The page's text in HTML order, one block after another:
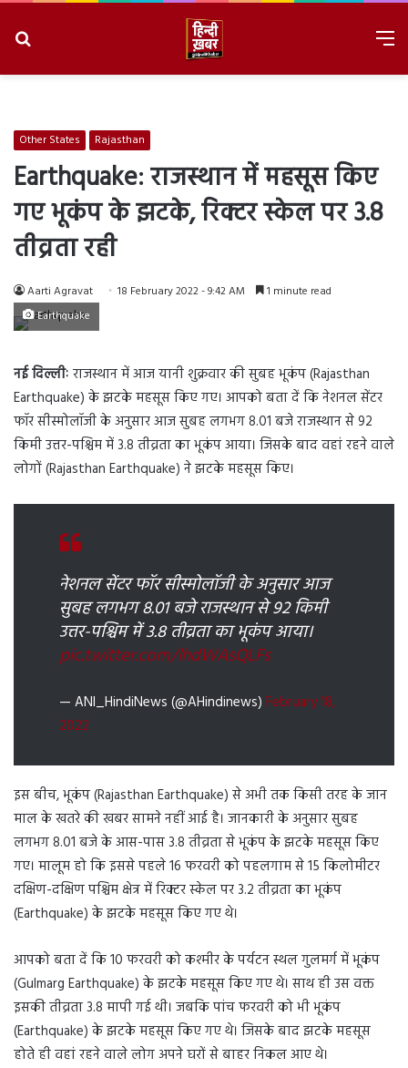
Other States Rajasthan
Earthquake: राजस्थान में महसूस किए
गए भूकंप के झटके, रिक्टर स्केल पर 3.8
तीव्रता रही
Aarti Agravat 18 February 2022 - 9:42 AM 1 minute read
Earthquake
नई दिल्लीः राजस्थान में आज यानी शुक्रवार की सुबह भूकंप (Rajasthan
Earthquake) के झटके महसूस किए गए। आपको बता दें कि नेशनल सेंटर
फॉर सीस्मोलॉजी के अनुसार आज सुबह लगभग 8.01 बजे राजस्थान से 92
किमी उत्तर-पश्चिम में 3.8 तीव्रता का भूकंप आया। जिसके बाद वहां रहने वाले
लोगों (Rajasthan Earthquake) ने झटके महसूस किए।
नेशनल सेंटर फॉर सीस्मोलॉजी के अनुसार आज
सुबह लगभग 8.01 बजे राजस्थान से 92 किमी
उत्तर-पश्चिम में 3.8 तीव्रता का भूकंप आया।
pic.twitter.com/lhdWAsQLFs
— ANI_HindiNews (@AHindinews) February 18,
2022
इस बीच, भूकंप (Rajasthan Earthquake) से अभी तक किसी तरह के जान
माल के खतरे की खबर सामने नहीं आई है। जानकारी के अनुसार सुबह
लगभग 8.01 बजे के आस-पास 3.8 तीव्रता से भूकंप के झटके महसूस किए
गए। मालूम हो कि इससे पहले 16 फरवरी को पहलगाम से 15 किलोमीटर
दक्षिण-दक्षिण पश्चिम क्षेत्र में रिक्टर स्केल पर 3.2 तीव्रता का भूकंप
(Earthquake) के झटके महसूस किए गए थे।
आपको बता दें कि 10 फरवरी को कश्मीर के पर्यटन स्थल गुलमर्ग में भूकंप
(Gulmarg Earthquake) के झटके महसूस किए गए थे। साथ ही उस वक्त
इसकी तीव्रता 3.8 मापी गई थी। जबकि पांच फरवरी को भी भूकंप
(Earthquake) के झटके महसूस किए गए थे। जिसके बाद झटके महसूस
होते ही वहां रहने वाले लोग अपने घरों से बाहर निकल आए थे।